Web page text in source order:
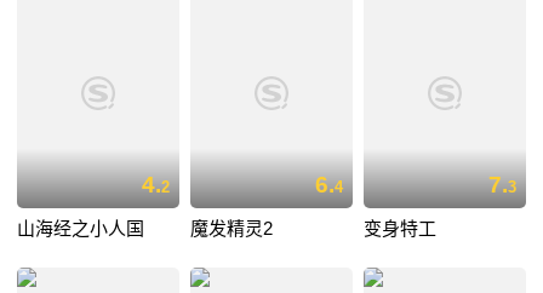
4.2
山海经之小人国
6.4
魔发精灵2
7.3
变身特工